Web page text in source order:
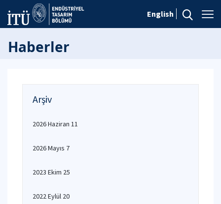
English
Haberler
Arşiv
2026 Haziran 11
2026 Mayıs 7
2023 Ekim 25
2022 Eylül 20